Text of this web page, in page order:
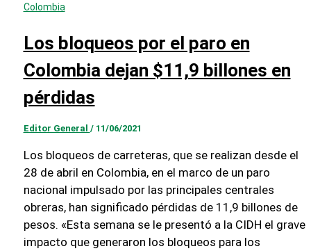
Colombia
Los bloqueos por el paro en
Colombia dejan $11,9 billones en
pérdidas
Editor General / 11/06/2021
Los bloqueos de carreteras, que se realizan desde el
28 de abril en Colombia, en el marco de un paro
nacional impulsado por las principales centrales
obreras, han significado pérdidas de 11,9 billones de
pesos. «Esta semana se le presentó a la CIDH el grave
impacto que generaron los bloqueos para los